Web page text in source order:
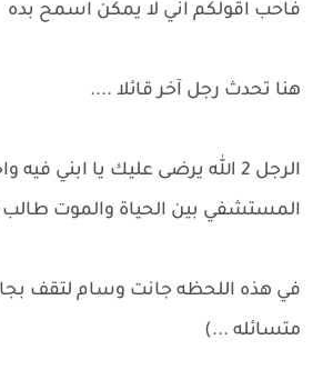
فاحب اقولكم اني لا يمكن اسمح بده
هنا تحدث رجل آخر قائلا ....
الرجل 2 الله يرضى عليك يا ابني
المستشفي بين الحياة والموت
في هذه اللحظه جانت وسام لتقف
متسائله ...)